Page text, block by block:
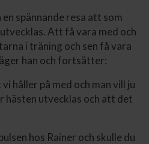
spännande resa att som
Att få vara med och
i träning och sen få vara
han och fortsätter:
håller på med och man vill ju
hästen utvecklas och att det
hos Rainer och skulle du